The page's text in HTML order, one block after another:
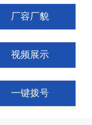
厂容厂貌
视频展示
一键拨号